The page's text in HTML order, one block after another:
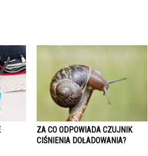
ZA CO ODPOWIADA CZUJNIK
CIŚNIENIA DOŁADOWANIA?